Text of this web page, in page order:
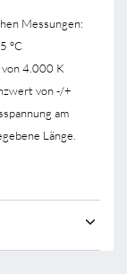
Messungen:
°C
4.000 K
von -/+
am
Länge.